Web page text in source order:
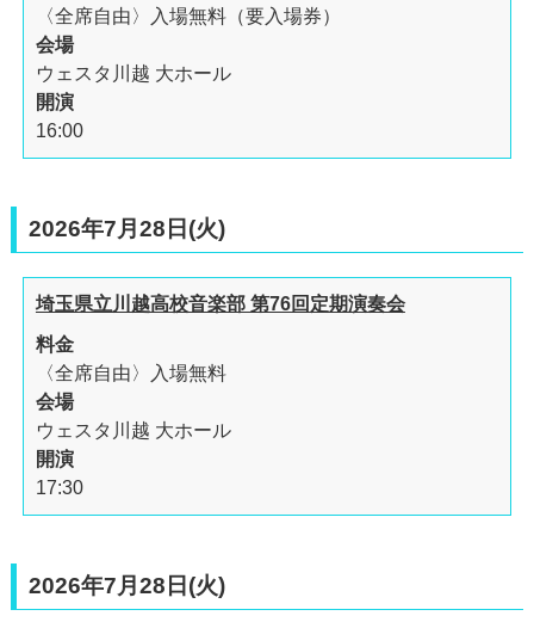
〈全席自由〉入場無料（要入場券）
会場
ウェスタ川越 大ホール
開演
16:00
2026年7月28日(火)
埼玉県立川越高校音楽部 第76回定期演奏会
料金
〈全席自由〉入場無料
会場
ウェスタ川越 大ホール
開演
17:30
2026年7月28日(火)